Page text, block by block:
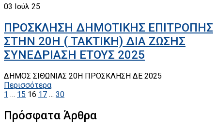
03 Ιούλ 25
ΠΡΟΣΚΛΗΣΗ ΔΗΜΟΤΙΚΗΣ ΕΠΙΤΡΟΠΗΣ
ΣΤΗΝ 20Η ( ΤΑΚΤΙΚΗ) ΔΙΑ ΖΩΣΗΣ
ΣΥΝΕΔΡΙΑΣΗ ΕΤΟΥΣ 2025
ΔΗΜΟΣ ΣΙΘΩΝΙΑΣ 20Η ΠΡΟΣΚΛΗΣΗ ΔΕ 2025
Περισσότερα
1 … 15 16 17 … 30
Πρόσφατα Άρθρα